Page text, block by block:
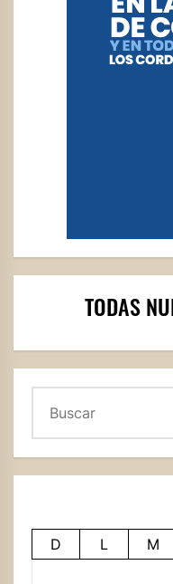
TODAS
D L M